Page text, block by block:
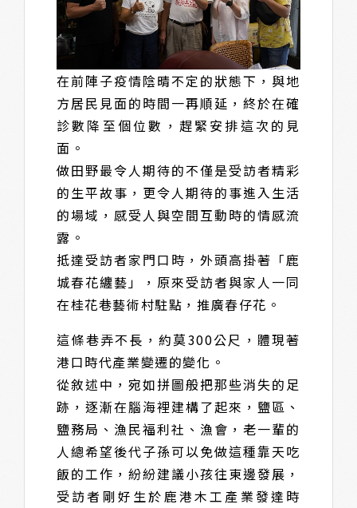
在前陣子疫情陰晴不定的狀態下，與地
方居民見面的時間一再順延，終於在確
診數降至個位數，趕緊安排這次的見
面。
做田野最令人期待的不僅是受訪者精彩
的生平故事，更令人期待的事進入生活
的場域，感受人與空間互動時的情感流
露。
抵達受訪者家門口時，外頭高掛著「鹿
城春花纏藝」，原來受訪者與家人一同
在桂花巷藝術村駐點，推廣春仔花。
這條巷弄不長，約莫300公尺，體現著
港口時代產業變遷的變化。
從敘述中，宛如拼圖般把那些消失的足
跡，逐漸在腦海裡建構了起來，鹽區、
鹽務局、漁民福利社、漁會，老一輩的
人總希望後代子孫可以免做這種靠天吃
飯的工作，紛紛建議小孩往東邊發展，
受訪者剛好生於鹿港木工產業發達時